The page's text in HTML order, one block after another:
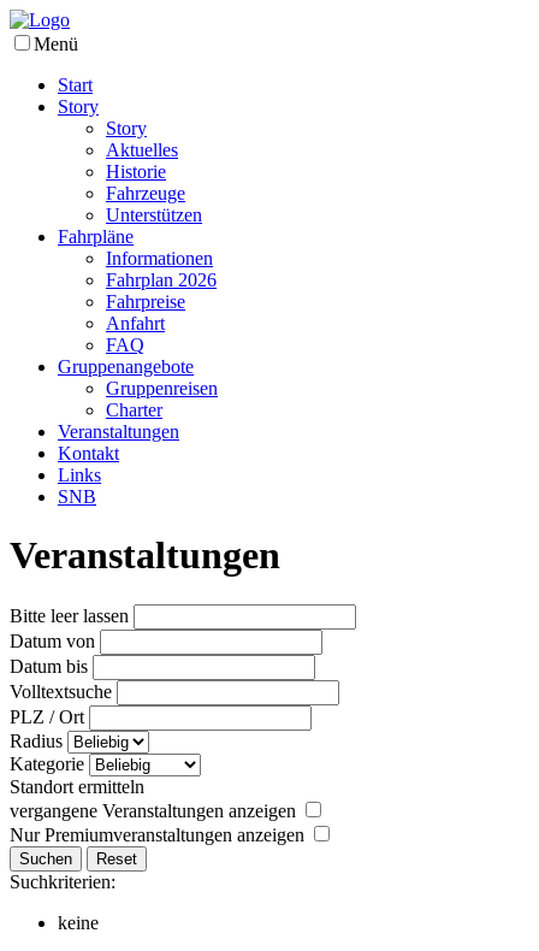
Menü
Start
Story
Story
Aktuelles
Historie
Fahrzeuge
Unterstützen
Fahrpläne
Informationen
Fahrplan 2026
Fahrpreise
Anfahrt
FAQ
Gruppenangebote
Gruppenreisen
Charter
Veranstaltungen
Kontakt
Links
SNB
Veranstaltungen
Bitte leer lassen
Datum von
Datum bis
Volltextsuche
PLZ / Ort
Radius
Kategorie
Standort ermitteln
vergangene Veranstaltungen anzeigen
Nur Premiumveranstaltungen anzeigen
Suchkriterien:
keine